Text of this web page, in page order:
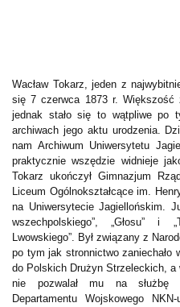
Wacław Tokarz, jeden z
się 7 czerwca 1873 r. Większość
jednak stało się to wątpliwe po
archiwach jego aktu urodzenia.
nam Archiwum Uniwersytetu
praktycznie wszędzie widnieje
Tokarz ukończył Gimnazjum
Liceum Ogólnokształcące im.
na Uniwersytecie Jagiellońskim.
wszechpolskiego”, „Głosu” i
Lwowskiego”. Był związany z
po tym jak stronnictwo zaniechało
do Polskich Drużyn Strzeleckich, a
nie pozwalał mu na służbę
Departamentu Wojskowego